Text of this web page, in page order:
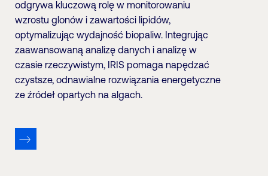
odgrywa kluczową rolę w monitorowaniu
wzrostu glonów i zawartości lipidów,
optymalizując wydajność biopaliw. Integrując
zaawansowaną analizę danych i analizę w
czasie rzeczywistym, IRIS pomaga napędzać
czystsze, odnawialne rozwiązania energetyczne
ze źródeł opartych na algach.